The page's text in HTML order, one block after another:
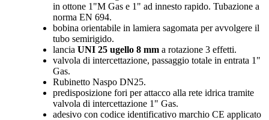
in ottone 1"M Gas e 1" ad innesto rapido. Tubazione a
norma EN 694.
bobina orientabile in lamiera sagomata per avvolgere il
tubo semirigido.
lancia UNI 25 ugello 8 mm a rotazione 3 effetti.
valvola di intercettazione, passaggio totale in entrata 1"
Gas.
Rubinetto Naspo DN25.
predisposizione fori per attacco alla rete idrica tramite
valvola di intercettazione 1" Gas.
adesivo con codice identificativo marchio CE applicato